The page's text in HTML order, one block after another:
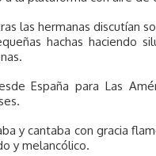
las hermanas discutían
hachas haciendo
España para Las
y cantaba con gracia
y melancólico.